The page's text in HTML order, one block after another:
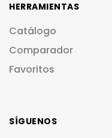
HERRAMIENTAS
Catálogo
Comparador
Favoritos
SÍGUENOS